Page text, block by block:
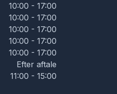
10:00 - 17:00
10:00 - 17:00
10:00 - 17:00
10:00 - 17:00
10:00 - 17:00
Efter aftale
11:00 - 15:00